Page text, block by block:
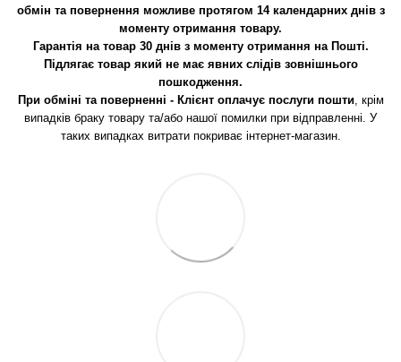
обмін та повернення можливе протягом 14 календарних днів з
моменту отримання товару.
Гарантія на товар 30 днів з моменту отримання на Пошті.
Підлягає товар який не має явних слідів зовнішнього
пошкодження.
При обміні та поверненні - Клієнт оплачує послуги пошти, крім
випадків браку товару та/або нашої помилки при відправленні. У
таких випадках витрати покриває інтернет-магазин.